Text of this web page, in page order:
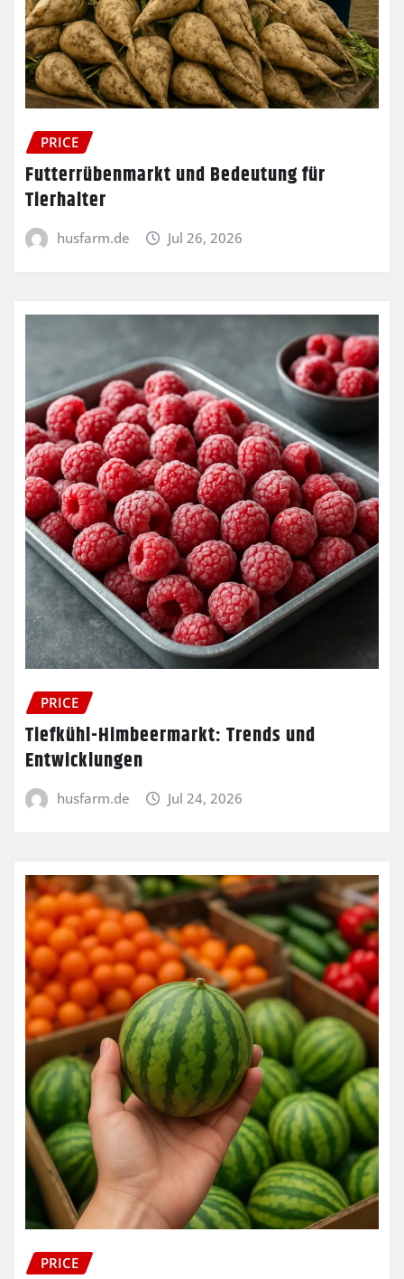
PRICE
Futterrübenmarkt und Bedeutung für
Tierhalter
husfarm.de Jul 26, 2026
PRICE
Tiefkühl-Himbeermarkt: Trends und
Entwicklungen
husfarm.de Jul 24, 2026
PRICE